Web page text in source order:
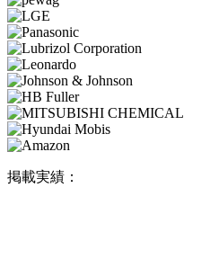
掲載実績：